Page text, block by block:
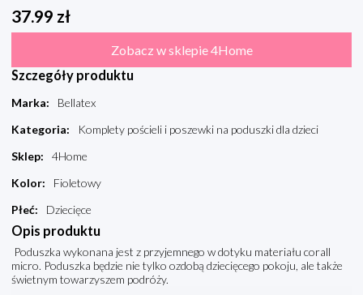
37.99 zł
Zobacz w sklepie 4Home
Szczegóły produktu
Marka:
Bellatex
Kategoria:
Komplety pościeli i poszewki na poduszki dla dzieci
Sklep:
4Home
Kolor:
Fioletowy
Płeć: Dziecięce
Opis produktu
Poduszka wykonana jest z przyjemnego w dotyku materiału corall
micro. Poduszka będzie nie tylko ozdobą dziecięcego pokoju, ale także
świetnym towarzyszem podróży.